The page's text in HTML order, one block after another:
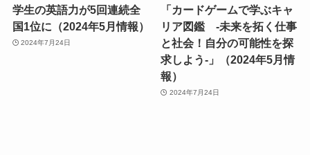
学生の英語力が5回連続全
国1位に（2024年5月情報）
2024年7月24日
「カードゲームで学ぶキャ
リア図鑑 -未来を拓く仕事
と社会！自分の可能性を探
求しよう-」（2024年5月情
報）
2024年7月24日